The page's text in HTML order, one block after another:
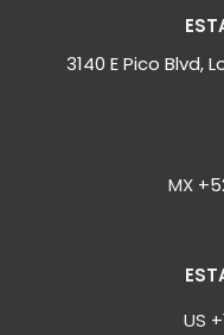
3140 E Pico Blvd,
MX
US